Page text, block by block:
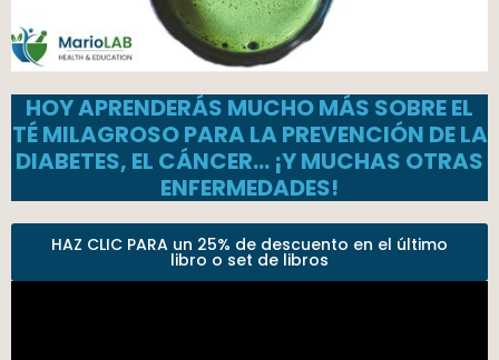
HOY APRENDERÁS MUCHO MÁS SOBRE EL
TÉ MILAGROSO PARA LA PREVENCIÓN DE LA
DIABETES, EL CÁNCER… ¡Y MUCHAS OTRAS
ENFERMEDADES!
HAZ CLIC PARA un 25% de descuento en el último
libro o set de libros